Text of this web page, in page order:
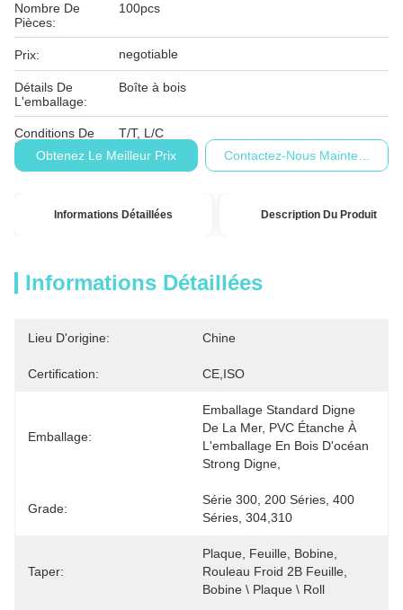
Nombre De
Pièces:
100pcs
Prix: negotiable
Détails De
L'emballage:
Boîte à bois
Conditions De
Paiement:
T/T, L/C
Obtenez Le Meilleur Prix
Contactez-Nous Maintenant
Informations Détaillées Description Du Produit
Informations Détaillées
Lieu D'origine: Chine
Certification: CE,ISO
Emballage:
Emballage Standard Digne
De La Mer, PVC Étanche À
L'emballage En Bois D'océan
Strong Digne,
Grade:
Série 300, 200 Séries, 400
Séries, 304,310
Taper:
Plaque, Feuille, Bobine,
Rouleau Froid 2B Feuille,
Bobine \ Plaque \ Roll